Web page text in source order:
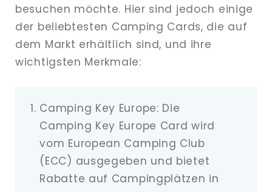
besuchen möchte. Hier sind jedoch einige
der beliebtesten Camping Cards, die auf
dem Markt erhältlich sind, und ihre
wichtigsten Merkmale:
Camping Key Europe: Die
Camping Key Europe Card wird
vom European Camping Club
(ECC) ausgegeben und bietet
Rabatte auf Campingplätzen in